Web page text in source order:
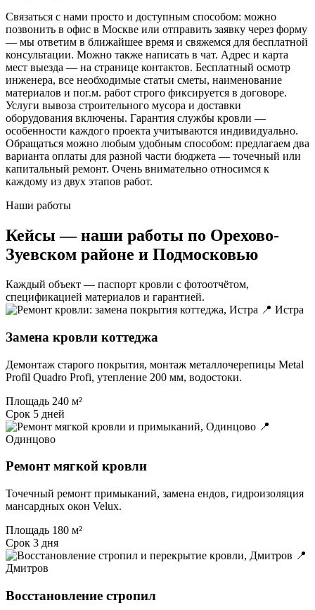
Связаться с нами просто и доступным способом: можно
позвонить в офис в Москве или отправить заявку через форму
— мы ответим в ближайшее время и свяжемся для бесплатной
консультации. Можно также написать в чат. Адрес и карта
мест выезда — на странице контактов. Бесплатный осмотр
инженера, все необходимые статьи сметы, наименование
материалов и пог.м. работ строго фиксируется в договоре.
Услуги вывоза строительного мусора и доставки
оборудования включены. Гарантия службы кровли —
особенности каждого проекта учитываются индивидуально.
Обращаться можно любым удобным способом: предлагаем два
варианта оплаты для разной части бюджета — точечный или
капитальный ремонт. Очень внимательно относимся к
каждому из двух этапов работ.
Наши работы
Кейсы — наши работы по Орехово-
Зуевском районе и Подмосковью
Каждый объект — паспорт кровли с фотоотчётом,
спецификацией материалов и гарантией.
📍 Истра
Замена кровли коттеджа
Демонтаж старого покрытия, монтаж металлочерепицы Metal
Profil Quadro Profi, утепление 200 мм, водостоки.
Площадь 240 м²
Срок 5 дней
📍
Одинцово
Ремонт мягкой кровли
Точечный ремонт примыканий, замена ендов, гидроизоляция
мансардных окон Velux.
Площадь 180 м²
Срок 3 дня
📍
Дмитров
Восстановление стропил